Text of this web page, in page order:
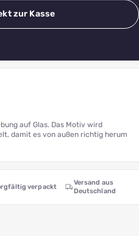
zur Kasse
auf Glas. Das Motiv wird
damit es von außen richtig herum
verpackt
Versand aus
Deutschland